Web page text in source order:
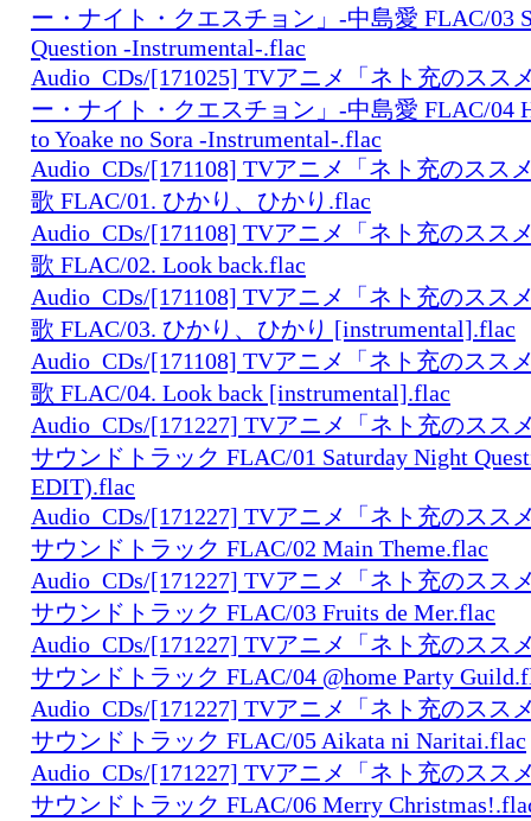
ー・ナイト・クエスチョン」-中島愛 FLAC/03
Question -Instrumental-.flac
Audio_CDs/[171025] TVアニメ「ネト充のスス
ー・ナイト・クエスチョン」-中島愛 FLAC/04
to Yoake no Sora -Instrumental-.flac
Audio_CDs/[171108] TVアニメ「ネト充のスス
歌 FLAC/01. ひかり、ひかり.flac
Audio_CDs/[171108] TVアニメ「ネト充のスス
歌 FLAC/02. Look back.flac
Audio_CDs/[171108] TVアニメ「ネト充のスス
歌 FLAC/03. ひかり、ひかり [instrumental].flac
Audio_CDs/[171108] TVアニメ「ネト充のスス
歌 FLAC/04. Look back [instrumental].flac
Audio_CDs/[171227] TVアニメ「ネト充のスス
サウンドトラック FLAC/01 Saturday Night
EDIT).flac
Audio_CDs/[171227] TVアニメ「ネト充のスス
サウンドトラック FLAC/02 Main Theme.flac
Audio_CDs/[171227] TVアニメ「ネト充のスス
サウンドトラック FLAC/03 Fruits de Mer.flac
Audio_CDs/[171227] TVアニメ「ネト充のスス
サウンドトラック FLAC/04 @home Party
Audio_CDs/[171227] TVアニメ「ネト充のスス
サウンドトラック FLAC/05 Aikata ni Naritai.flac
Audio_CDs/[171227] TVアニメ「ネト充のスス
サウンドトラック FLAC/06 Merry